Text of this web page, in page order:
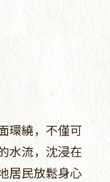
環繞，不僅可
水流，沈浸在
居民放鬆身心